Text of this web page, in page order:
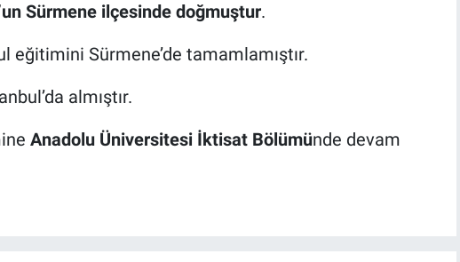
Sürmene ilçesinde doğmuştur.
eğitimini Sürmene’de tamamlamıştır.
almıştır.
Anadolu Üniversitesi İktisat Bölümünde devam